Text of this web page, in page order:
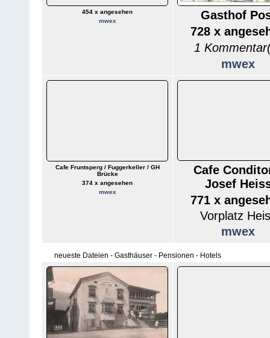
454 x angesehen
mwex
Gasthof
728 x
1
mwex
Cafe Fruntsperg / Fuggerkeller / GH
Brücke
374 x angesehen
mwex
Cafe
Josef
771 x
Vorplatz
mwex
neueste Dateien - Gasthäuser - Pensionen - Hotels